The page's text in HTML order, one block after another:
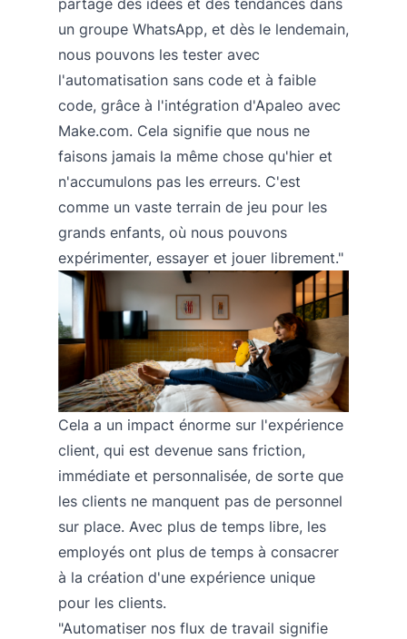
un groupe WhatsApp, et dès le lendemain,
nous pouvons les tester avec
l'automatisation sans code et à faible
code, grâce à l'intégration d'Apaleo avec
Make.com. Cela signifie que nous ne
faisons jamais la même chose qu'hier et
n'accumulons pas les erreurs. C'est
comme un vaste terrain de jeu pour les
grands enfants, où nous pouvons
expérimenter, essayer et jouer librement."
Cela a un impact énorme sur l'expérience
client, qui est devenue sans friction,
immédiate et personnalisée, de sorte que
les clients ne manquent pas de personnel
sur place. Avec plus de temps libre, les
employés ont plus de temps à consacrer
à la création d'une expérience unique
pour les clients.
"Automatiser nos flux de travail signifie